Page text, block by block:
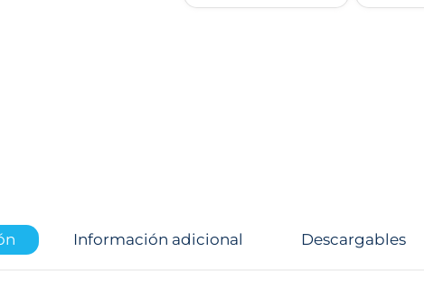
Información adicional Descargables